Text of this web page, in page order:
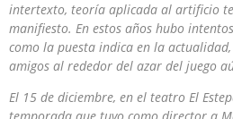
intertexto, teoría aplicada al artificio
manifiesto. En estos años hubo
como la puesta indica en la
amigos al rededor del azar del juego
El 15 de diciembre, en el teatro El